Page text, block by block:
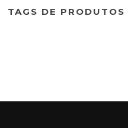
TAGS DE PRODUTOS